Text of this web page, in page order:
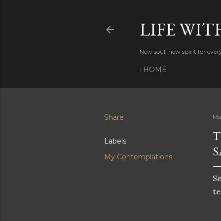
LIFE
New soul, new spirit for
HOME
Share
Labels
My Contemplations